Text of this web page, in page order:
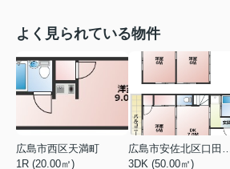
よく見られている物件
広島市西区天満町
1R (20.00㎡)
3DK (50.00㎡)